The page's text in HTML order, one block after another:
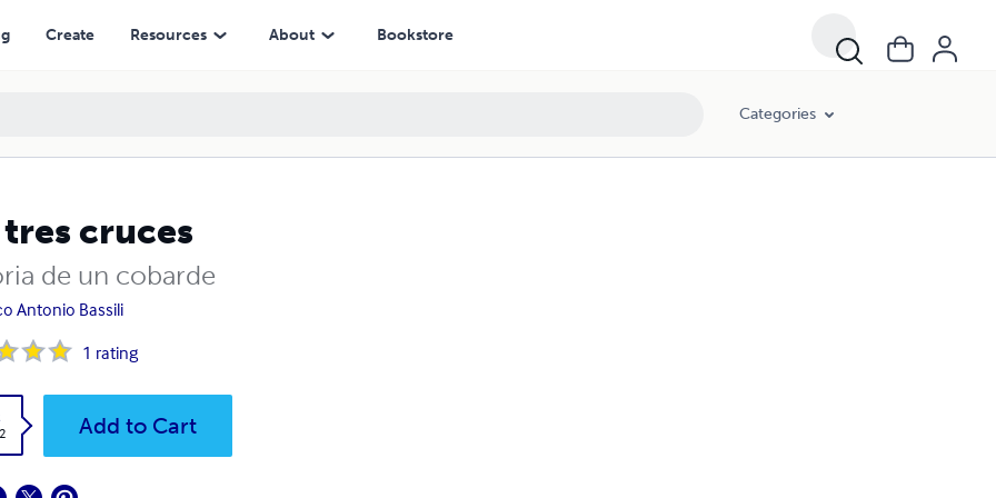
Create Resources About Bookstore
Categories
tres cruces
de un cobarde
Antonio Bassili
1 rating
Add to Cart